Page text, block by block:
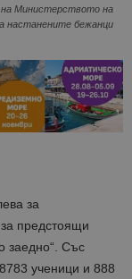
на Министерството на
настанените бежанци
за
предстоящи
заедно“. Със
ученици и 888